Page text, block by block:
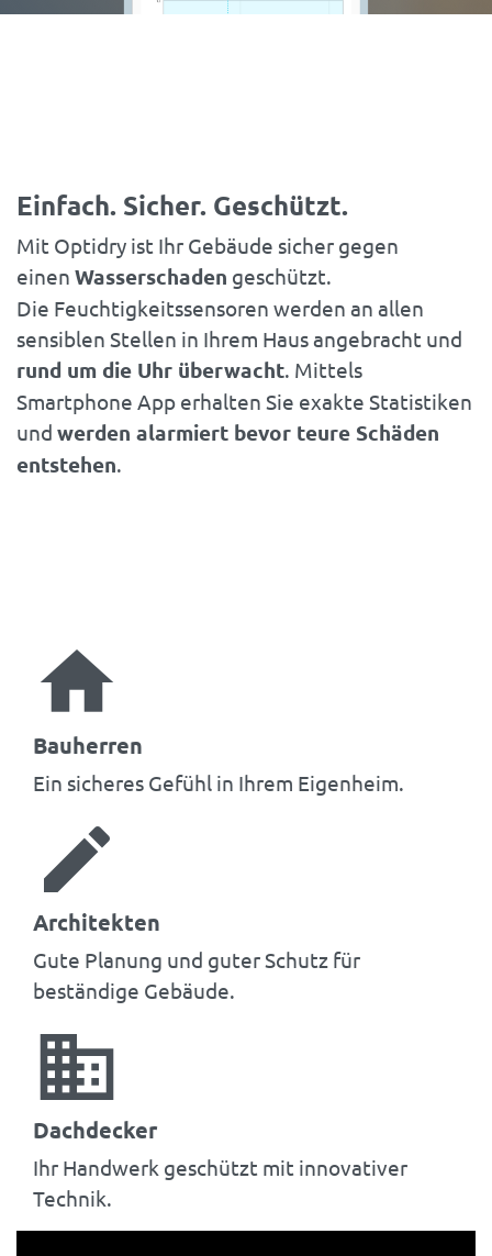
Einfach. Sicher. Geschützt.
Mit Optidry ist Ihr Gebäude sicher gegen
einen Wasserschaden geschützt.
Die Feuchtigkeitssensoren werden an allen
sensiblen Stellen in Ihrem Haus angebracht und
rund um die Uhr überwacht. Mittels
Smartphone App erhalten Sie exakte Statistiken
und werden alarmiert bevor teure Schäden
entstehen.
home
Bauherren
Ein sicheres Gefühl in Ihrem Eigenheim.
edit
Architekten
Gute Planung und guter Schutz für
beständige Gebäude.
business
Dachdecker
Ihr Handwerk geschützt mit innovativer
Technik.